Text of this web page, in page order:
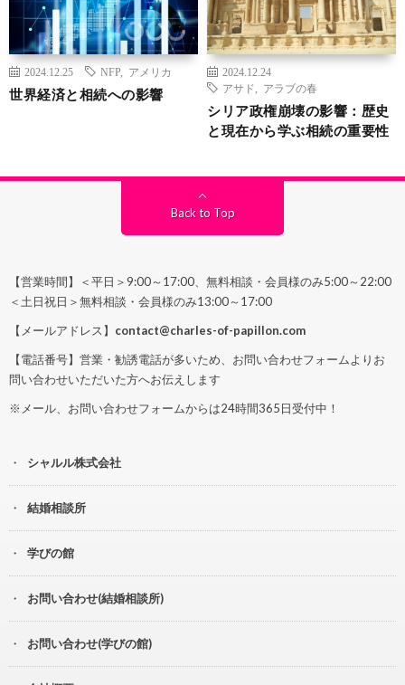
2024.12.25 NFP アメリカ
世界経済と相続への影響
2024.12.24
アサド
アラブの春
シリア政権崩壊の影響：歴史
と現在から学ぶ相続の重要性
Back to Top
【営業時間】＜平日＞9:00～17:00、無料相談・会員様のみ5:00～22:00
＜土日祝日＞無料相談・会員様のみ13:00～17:00
【メールアドレス】 contact@charles-of-papillon.com
【電話番号】営業・勧誘電話が多いため、お問い合わせフォームよりお
問い合わせいただいた方へお伝えします
※メール、お問い合わせフォームからは24時間365日受付中！
シャルル株式会社
結婚相談所
学びの館
お問い合わせ(結婚相談所)
お問い合わせ(学びの館)